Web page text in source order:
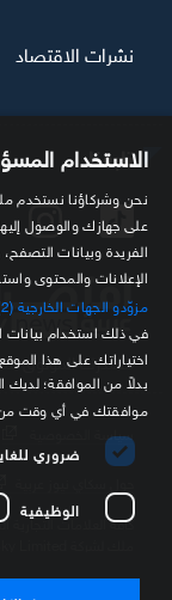
تابعنا
مصدرك الموثوق
نشرات الاقتصاد
سياسة الخصوصية
الاستخدام
نحن وشركاؤنا نستخدم
الفريدة وبيانات
الإعلانات والمحتوى
مزوّدو الجهات الخارجية (2)
في ذلك استخدام بيانات
اختياراتك على هذا
بدلاً من الموافقة؛
موافقتك في أي وقت
ضروري
الوظيفية